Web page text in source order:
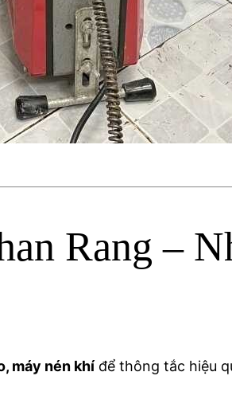
Rang –
máy nén khí để thông tắc hiệu